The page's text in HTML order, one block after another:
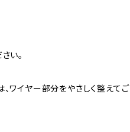
い。
ワイヤー部分をやさしく整えてご